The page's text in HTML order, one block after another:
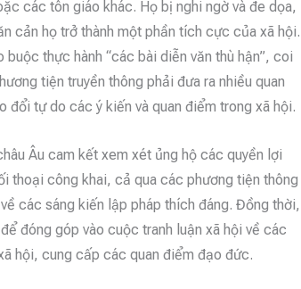
các tôn giáo khác. Họ bị nghi ngờ và đe dọa,
cản họ trở thành một phần tích cực của xã hội.
thực hành “các bài diễn văn thù hận”, coi
tiện truyền thông phải đưa ra nhiều quan
tự do các ý kiến và quan điểm trong xã hội.
Âu cam kết xem xét ủng hộ các quyền lợi
thoại công khai, cả qua các phương tiện thông
các sáng kiến lập pháp thích đáng. Đồng thời,
đóng góp vào cuộc tranh luận xã hội về các
hội, cung cấp các quan điểm đạo đức.